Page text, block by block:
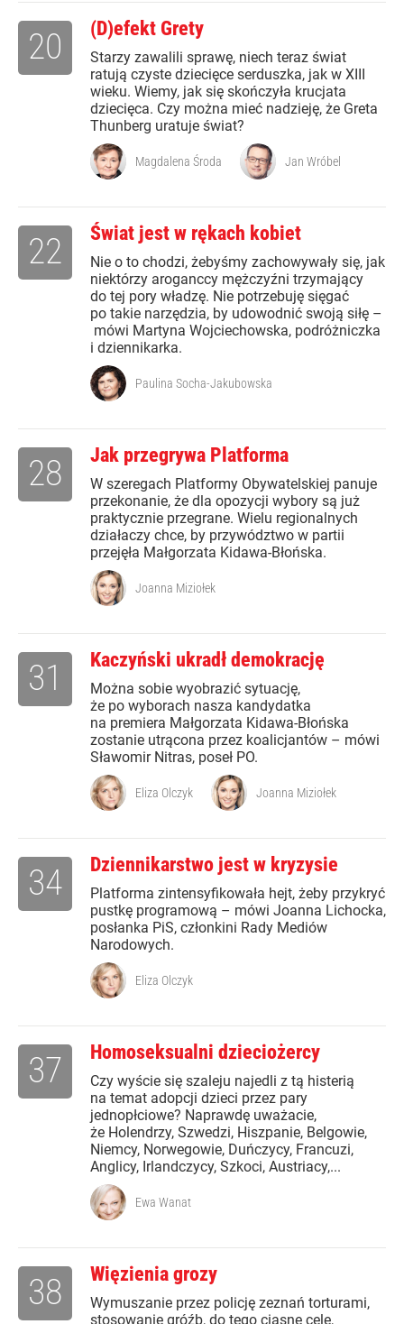
(D)efekt Grety
Starzy zawalili sprawę, niech teraz świat
ratują czyste dziecięce serduszka, jak w XIII
wieku. Wiemy, jak się skończyła krucjata
dziecięca. Czy można mieć nadzieję, że Greta
Thunberg uratuje świat?
20
Magdalena Środa Jan Wróbel
Świat jest w rękach kobiet
Nie o to chodzi, żebyśmy zachowywały się, jak
niektórzy aroganccy mężczyźni trzymający
do tej pory władzę. Nie potrzebuję sięgać
po takie narzędzia, by udowodnić swoją siłę –
mówi Martyna Wojciechowska, podróżniczka
i dziennikarka.
22
Paulina Socha-Jakubowska
Jak przegrywa Platforma
W szeregach Platformy Obywatelskiej panuje
przekonanie, że dla opozycji wybory są już
praktycznie przegrane. Wielu regionalnych
działaczy chce, by przywództwo w partii
przejęła Małgorzata Kidawa-Błońska.
28
Joanna Miziołek
Kaczyński ukradł demokrację
Można sobie wyobrazić sytuację,
że po wyborach nasza kandydatka
na premiera Małgorzata Kidawa-Błońska
zostanie utrącona przez koalicjantów – mówi
Sławomir Nitras, poseł PO.
31
Eliza Olczyk Joanna Miziołek
Dziennikarstwo jest w kryzysie
Platforma zintensyfikowała hejt, żeby przykryć
pustkę programową – mówi Joanna Lichocka,
posłanka PiS, członkini Rady Mediów
Narodowych.
34
Eliza Olczyk
Homoseksualni dzieciożercy
Czy wyście się szaleju najedli z tą histerią
na temat adopcji dzieci przez pary
jednopłciowe? Naprawdę uważacie,
że Holendrzy, Szwedzi, Hiszpanie, Belgowie,
Niemcy, Norwegowie, Duńczycy, Francuzi,
Anglicy, Irlandczycy, Szkoci, Austriacy,...
37
Ewa Wanat
Więzienia grozy
Wymuszanie przez policję zeznań torturami,
stosowanie gróźb, do tego ciasne cele,
38